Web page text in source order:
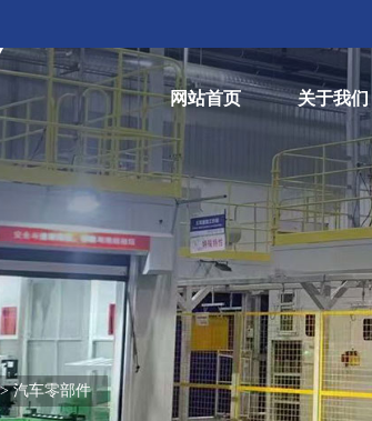
网站首页 关于我们
汽车零部件